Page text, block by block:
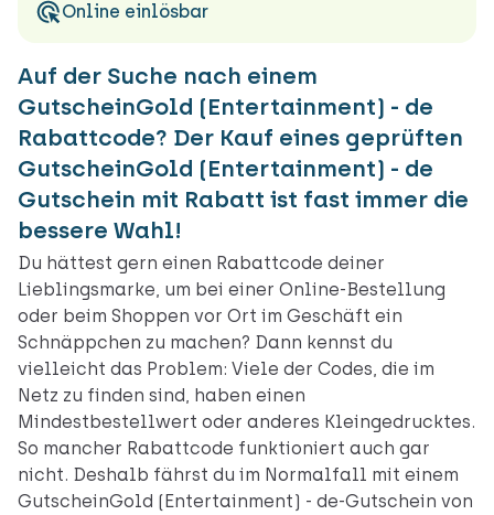
Online einlösbar
Auf der Suche nach einem
GutscheinGold (Entertainment) - de
Rabattcode? Der Kauf eines geprüften
GutscheinGold (Entertainment) - de
Gutschein mit Rabatt ist fast immer die
bessere Wahl!
Du hättest gern einen Rabattcode deiner
Lieblingsmarke, um bei einer Online-Bestellung
oder beim Shoppen vor Ort im Geschäft ein
Schnäppchen zu machen? Dann kennst du
vielleicht das Problem: Viele der Codes, die im
Netz zu finden sind, haben einen
Mindestbestellwert oder anderes Kleingedrucktes.
So mancher Rabattcode funktioniert auch gar
nicht. Deshalb fährst du im Normalfall mit einem
GutscheinGold (Entertainment) - de-Gutschein von